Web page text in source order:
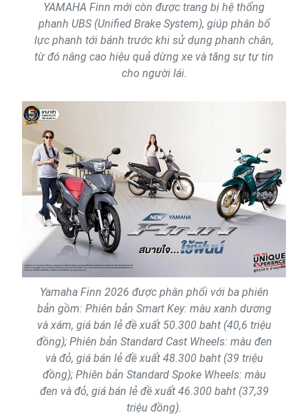
YAMAHA Finn mới còn được trang bị hệ thống
phanh UBS (Unified Brake System), giúp phân bổ
lực phanh tới bánh trước khi sử dụng phanh chân,
từ đó nâng cao hiệu quả dừng xe và tăng sự tự tin
cho người lái.
Yamaha Finn 2026 được phân phối với ba phiên
bản gồm: Phiên bản Smart Key: màu xanh dương
và xám, giá bán lẻ đề xuất 50.300 baht (40,6 triệu
đồng); Phiên bản Standard Cast Wheels: màu đen
và đỏ, giá bán lẻ đề xuất 48.300 baht (39 triệu
đồng); Phiên bản Standard Spoke Wheels: màu
đen và đỏ, giá bán lẻ đề xuất 46.300 baht (37,39
triệu đồng).